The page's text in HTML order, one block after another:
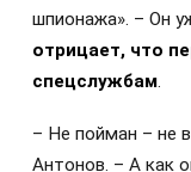
шпионажа». – Он
отрицает, что
спецслужбам.
– Не пойман – не
Антонов. – А как